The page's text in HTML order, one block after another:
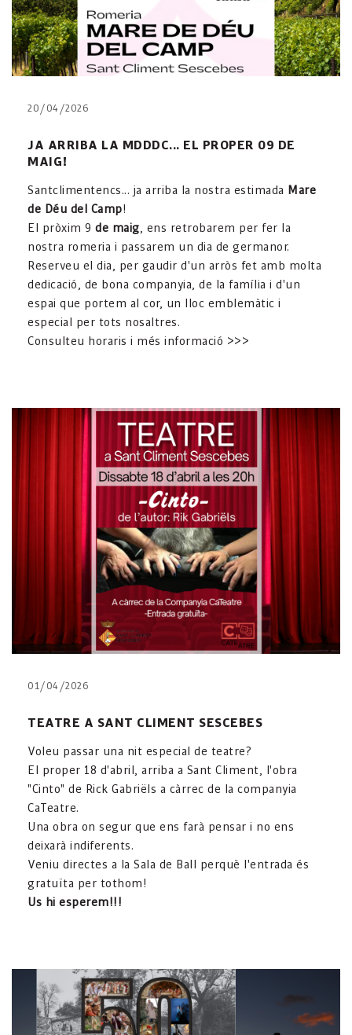
20/04/2026
JA ARRIBA LA MDDDC... EL PROPER 09 DE
MAIG!
Santclimentencs... ja arriba la nostra estimada Mare
de Déu del Camp!
El pròxim 9 de maig, ens retrobarem per fer la
nostra romeria i passarem un dia de germanor.
Reserveu el dia, per gaudir d'un arròs fet amb molta
dedicació, de bona companyia, de la família i d'un
espai que portem al cor, un lloc emblemàtic i
especial per tots nosaltres.
Consulteu horaris i més informació >>>
01/04/2026
TEATRE A SANT CLIMENT SESCEBES
Voleu passar una nit especial de teatre?
El proper 18 d'abril, arriba a Sant Climent, l'obra
"Cinto" de Rick Gabriëls a càrrec de la companyia
CaTeatre.
Una obra on segur que ens farà pensar i no ens
deixarà indiferents.
Veniu directes a la Sala de Ball perquè l'entrada és
gratuïta per tothom!
Us hi esperem!!!